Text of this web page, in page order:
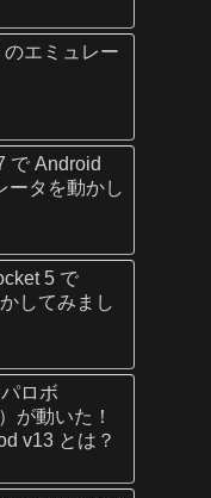
エミュレー
で Android
ータを動かし
5 で
してみまし
ロボ
が動いた！
v13 とは？